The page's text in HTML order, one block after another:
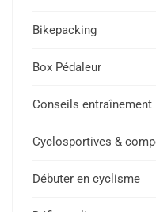
Bikepacking
Box Pédaleur
Conseils entraînement
Cyclosportives &
Débuter en cyclisme